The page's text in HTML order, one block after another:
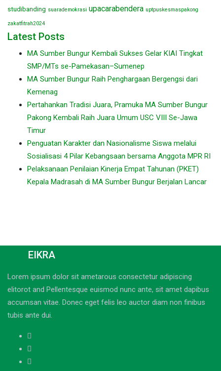
studibanding suarademokrasi upacarabendera uptpuskesmaspakong
zakatfitrah2024
Latest Posts
MA Sumber Bungur Kembali Sukses Gelar KIAI Tingkat
SMP/MTs se-Pamekasan–Sumenep
MA Sumber Bungur Raih Penghargaan Bergengsi dari
Kemenag
Pertahankan Tradisi Juara, Pramuka MA Sumber Bungur
Pakong Kembali Raih Juara Umum USC VIII Se-Jawa
Timur
Penguatan Karakter dan Nasionalisme Siswa melalui
Sosialisasi 4 Pilar Kebangsaan bersama Anggota MPR RI
Pelaksanaan Penilaian Kinerja Empat Tahunan (PKET)
Kepala Madrasah di MA Sumber Bungur Berjalan Lancar
EIKRA
Lorem ipsum dolor sit ametarous consectetur adipiscing
elitorot and Pellentesque euismod nunc ante, sit amet dapibus
accumsan vitae. Donec eget felis leo auctor diam non finibus
tubis ante dui.